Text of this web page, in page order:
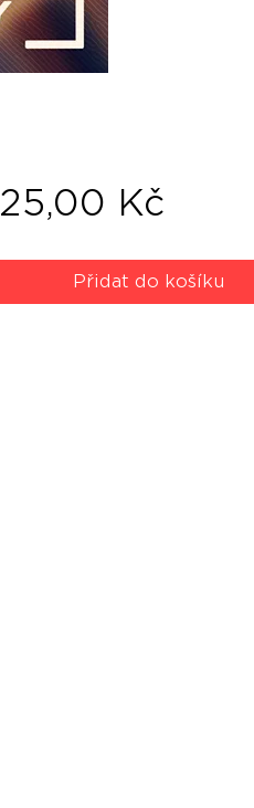
25,00 KčCena
Přidat do košíku